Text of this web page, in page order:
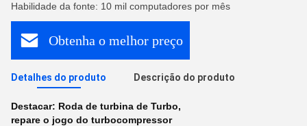
Habilidade da fonte: 10 mil computadores por mês
Obtenha o melhor preço
Detalhes do produto Descrição do produto
Destacar: Roda de turbina de Turbo,
repare o jogo do turbocompressor